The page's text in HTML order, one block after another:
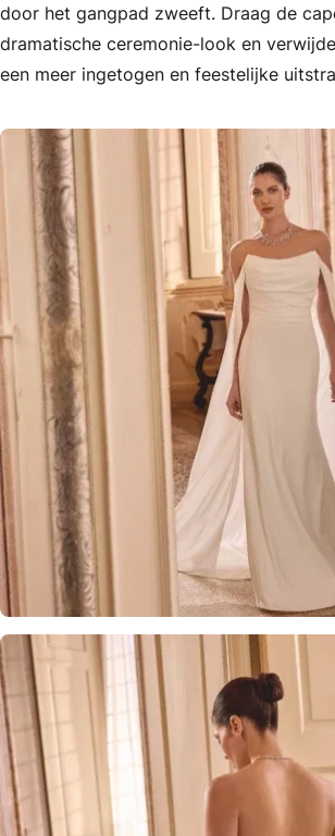
door het gangpad zweeft. Draag de
dramatische ceremonie-look en
een meer ingetogen en feestelijke